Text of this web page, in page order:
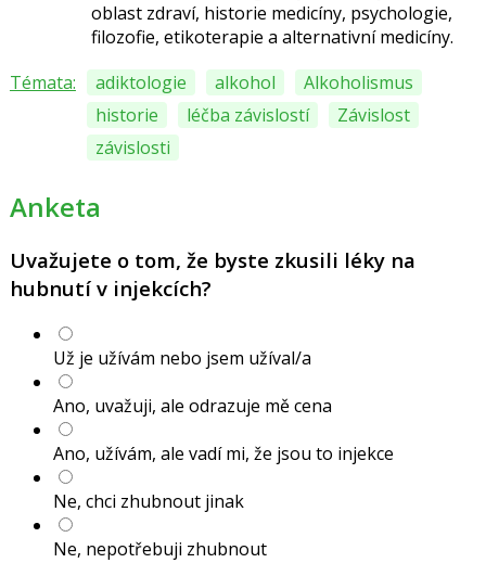
oblast zdraví, historie medicíny, psychologie,
filozofie, etikoterapie a alternativní medicíny.
Témata:
adiktologie alkohol
Alkoholismus
historie
léčba závislostí
Závislost
závislosti
Anketa
Uvažujete o tom, že byste zkusili léky na
hubnutí v injekcích?
Už je užívám nebo jsem užíval/a
Ano, uvažuji, ale odrazuje mě cena
Ano, užívám, ale vadí mi, že jsou to injekce
Ne, chci zhubnout jinak
Ne, nepotřebuji zhubnout